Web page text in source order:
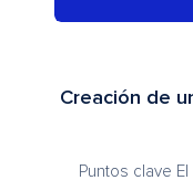
Creación de
Puntos clave